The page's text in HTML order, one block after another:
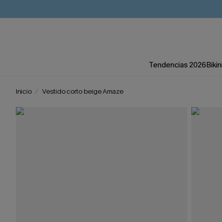
Tendencias 2026
Inicio Vestido corto beige Amaze